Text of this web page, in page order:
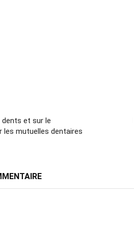
et sur le
les mutuelles dentaires